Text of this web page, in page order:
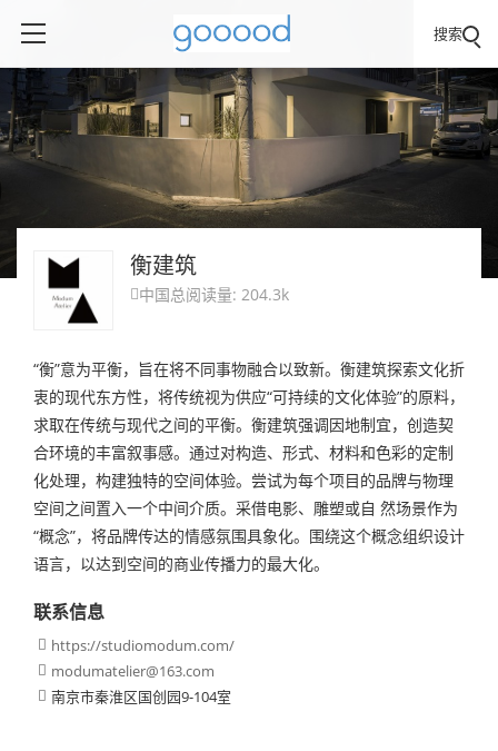
搜索
衡建筑
 中国总阅读量: 204.3k
“衡”意为平衡，旨在将不同事物融合以致新。衡建筑探索文化折
衷的现代东方性，将传统视为供应“可持续的文化体验”的原料，
求取在传统与现代之间的平衡。衡建筑强调因地制宜，创造契
合环境的丰富叙事感。通过对构造、形式、材料和色彩的定制
化处理，构建独特的空间体验。尝试为每个项目的品牌与物理
空间之间置入一个中间介质。采借电影、雕塑或自 然场景作为
“概念”，将品牌传达的情感氛围具象化。围绕这个概念组织设计
语言，以达到空间的商业传播力的最大化。
联系信息
 https://studiomodum.com/
 modumatelier@163.com
 南京市秦淮区国创园9-104室